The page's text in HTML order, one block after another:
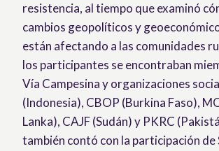
resistencia, al tiempo que examinó
cambios geopolíticos y
están afectando a las comunidades
los participantes se encontraban
Vía Campesina y organizaciones
(Indonesia), CBOP (Burkina Faso),
Lanka), CAJF (Sudán) y PKRC
también contó con la participación de